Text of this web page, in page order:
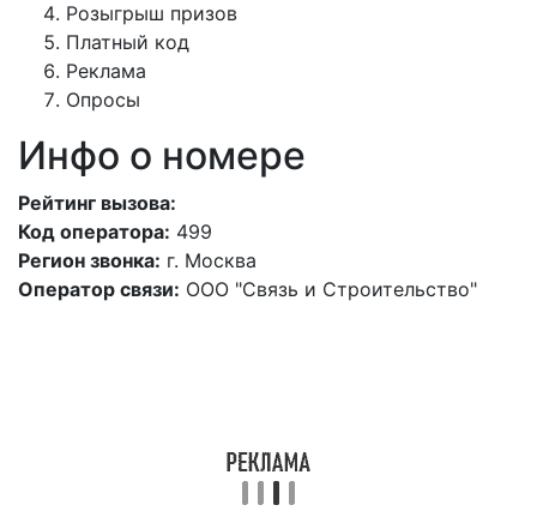
Розыгрыш призов
Платный код
Реклама
Опросы
Инфо о номере
Рейтинг вызова:
Код оператора: 499
Регион звонка: г. Москва
Оператор связи: ООО "Связь и Строительство"